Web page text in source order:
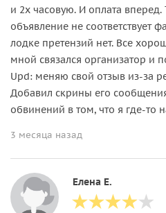
и 2х часовую. И оплата вперед.
объявление не соответствует
лодке претензий нет. Все
мной связался организатор и
Upd: меняю свой отзыв из-за
Добавил скрины его
обвинений в том, что я где-то
3 месяца назад
Елена Е.